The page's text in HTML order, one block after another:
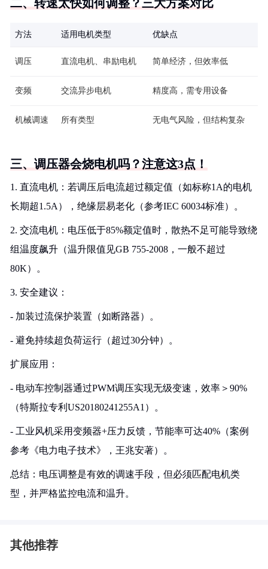
二、转速太快如何调整？三大方案对比
方法 适用电机类型 优缺点
调压 直流电机、串励电机 简单经济，但效率低
变频 交流异步电机 精度高，需专用设备
机械调速 所有类型 无电气风险，但结构复杂
三、调压器会烧电机吗？注意这3点！
1. 直流电机：若调压后电流超过额定值（如标称1A的电机
长期超1.5A），绝缘层易老化（参考IEC 60034标准）。
2. 交流电机：电压低于85%额定值时，散热不足可能导致绕
组温度飙升（温升限值见GB 755-2008，一般不超过
80K）。
3. 安全建议：
- 加装过流保护装置（如断路器）。
- 避免持续超负荷运行（超过30分钟）。
扩展应用：
- 电动车控制器通过PWM调压实现无级变速，效率＞90%
（特斯拉专利US20180241255A1）。
- 工业风机采用变频器+压力反馈，节能率可达40%（案例
参考《电力电子技术》，王兆安著）。
总结：电压调整是有效的调速手段，但必须匹配电机类
型，并严格监控电流和温升。
其他推荐